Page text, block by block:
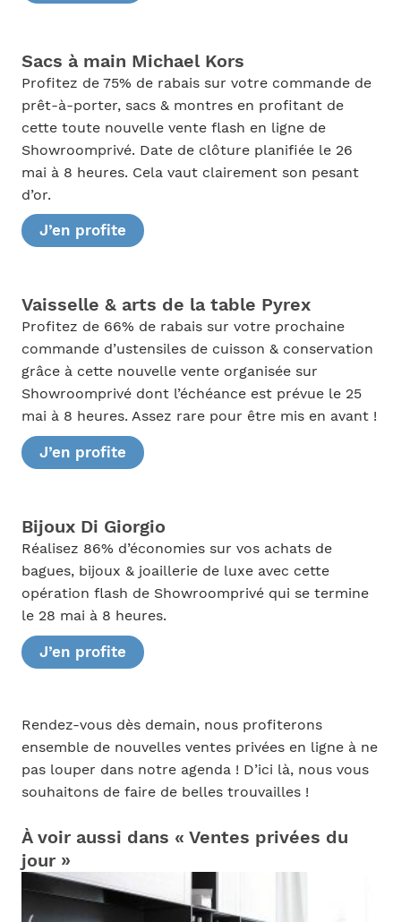
Sacs à main Michael Kors
Profitez de 75% de rabais sur votre commande de
prêt-à-porter, sacs & montres en profitant de
cette toute nouvelle vente flash en ligne de
Showroomprivé. Date de clôture planifiée le 26
mai à 8 heures. Cela vaut clairement son pesant
d’or.
J’en profite
Vaisselle & arts de la table Pyrex
Profitez de 66% de rabais sur votre prochaine
commande d’ustensiles de cuisson & conservation
grâce à cette nouvelle vente organisée sur
Showroomprivé dont l’échéance est prévue le 25
mai à 8 heures. Assez rare pour être mis en avant !
J’en profite
Bijoux Di Giorgio
Réalisez 86% d’économies sur vos achats de
bagues, bijoux & joaillerie de luxe avec cette
opération flash de Showroomprivé qui se termine
le 28 mai à 8 heures.
J’en profite
Rendez-vous dès demain, nous profiterons
ensemble de nouvelles ventes privées en ligne à ne
pas louper dans notre agenda ! D’ici là, nous vous
souhaitons de faire de belles trouvailles !
À voir aussi dans « Ventes privées du
jour »